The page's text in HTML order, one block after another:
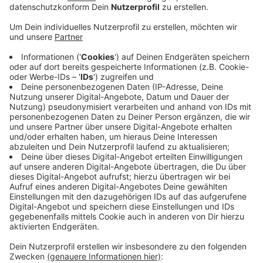
Anzeige
Diese sind vier- bis sechsgeschossig. Um das Projekt
herum werden Geschäfte und eine Kita entstehen.
Fast 50 Prozent der Wohnungen sollen
verhältnismäßig günstig angeboten werden. Auf dem
großen Baugelände ist zudem ein Bürohochhaus
entstanden. Parallel zur Grundsteinlegung ist dort
heute Richtfest gefeiert worden. 10 Etagen sind dort
in den letzten Monaten in die Höhe gewachsen.
Weitere Infos zu dem neuen Bauprojekt gibt eshier
undhier
Anzeige